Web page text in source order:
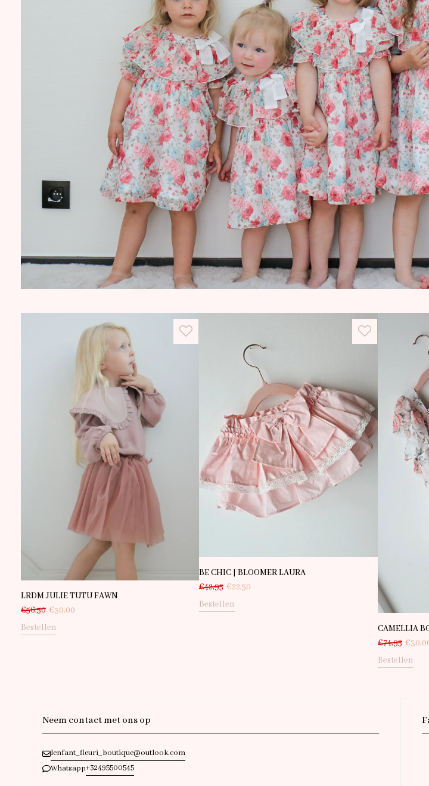
LRDM JULIE TUTU FAWN
€56,50 €30,00
Bestellen
BE CHIC | BLOOMER LAURA
€42,95 €22,50
Bestellen
CAMELLIA
€74,95 €
Bestellen
Neem contact met ons op
lenfant_fleuri_boutique@outlook.com
Whatsapp+32495500545